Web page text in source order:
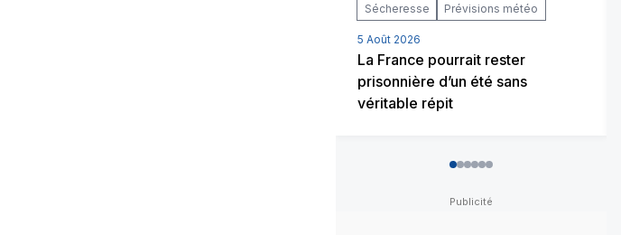
Sécheresse
Prévisions météo
5 Août 2026
La France pourrait rester
prisonnière d’un été sans
véritable répit
012345